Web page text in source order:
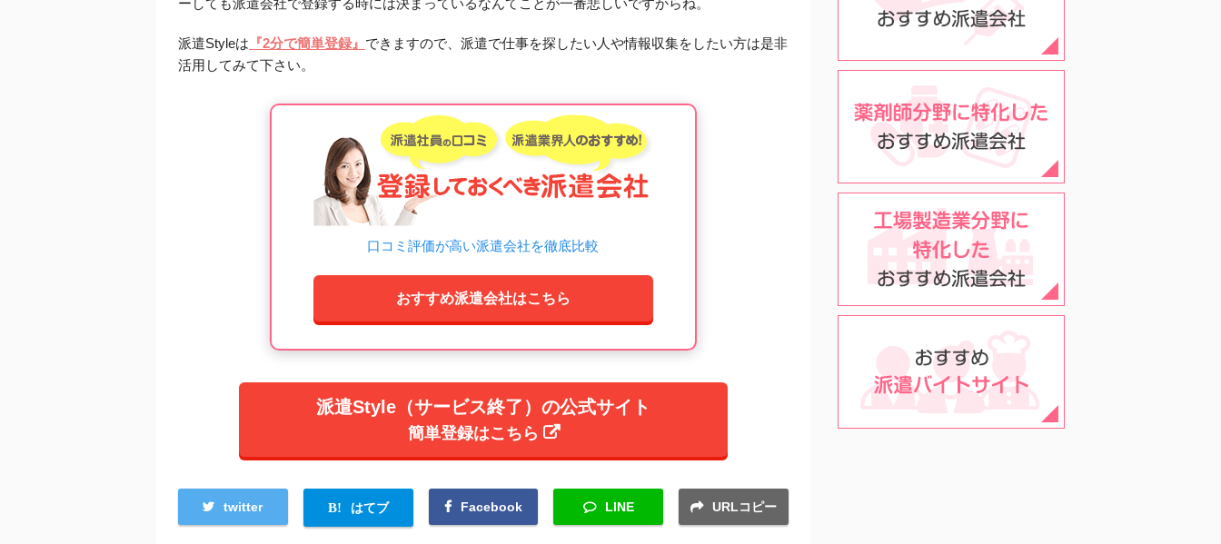
ーしても派遣会社で登録する時には決まっているなんてことが一番悲しいですからね。
派遣Styleは 『2分で簡単登録』 できますので、派遣で仕事を探したい人や情報収集をしたい方は是非
活用してみて下さい。
口コミ評価が高い派遣会社を徹底比較
おすすめ派遣会社はこちら
派遣Style（サービス終了）の公式サイト
簡単登録はこちら
twitter はてブ Facebook LINE URLコピー